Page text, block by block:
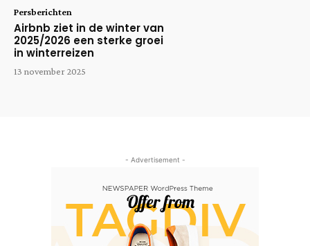
Persberichten
Airbnb ziet in de winter van
2025/2026 een sterke groei
in winterreizen
13 november 2025
- Advertisement -